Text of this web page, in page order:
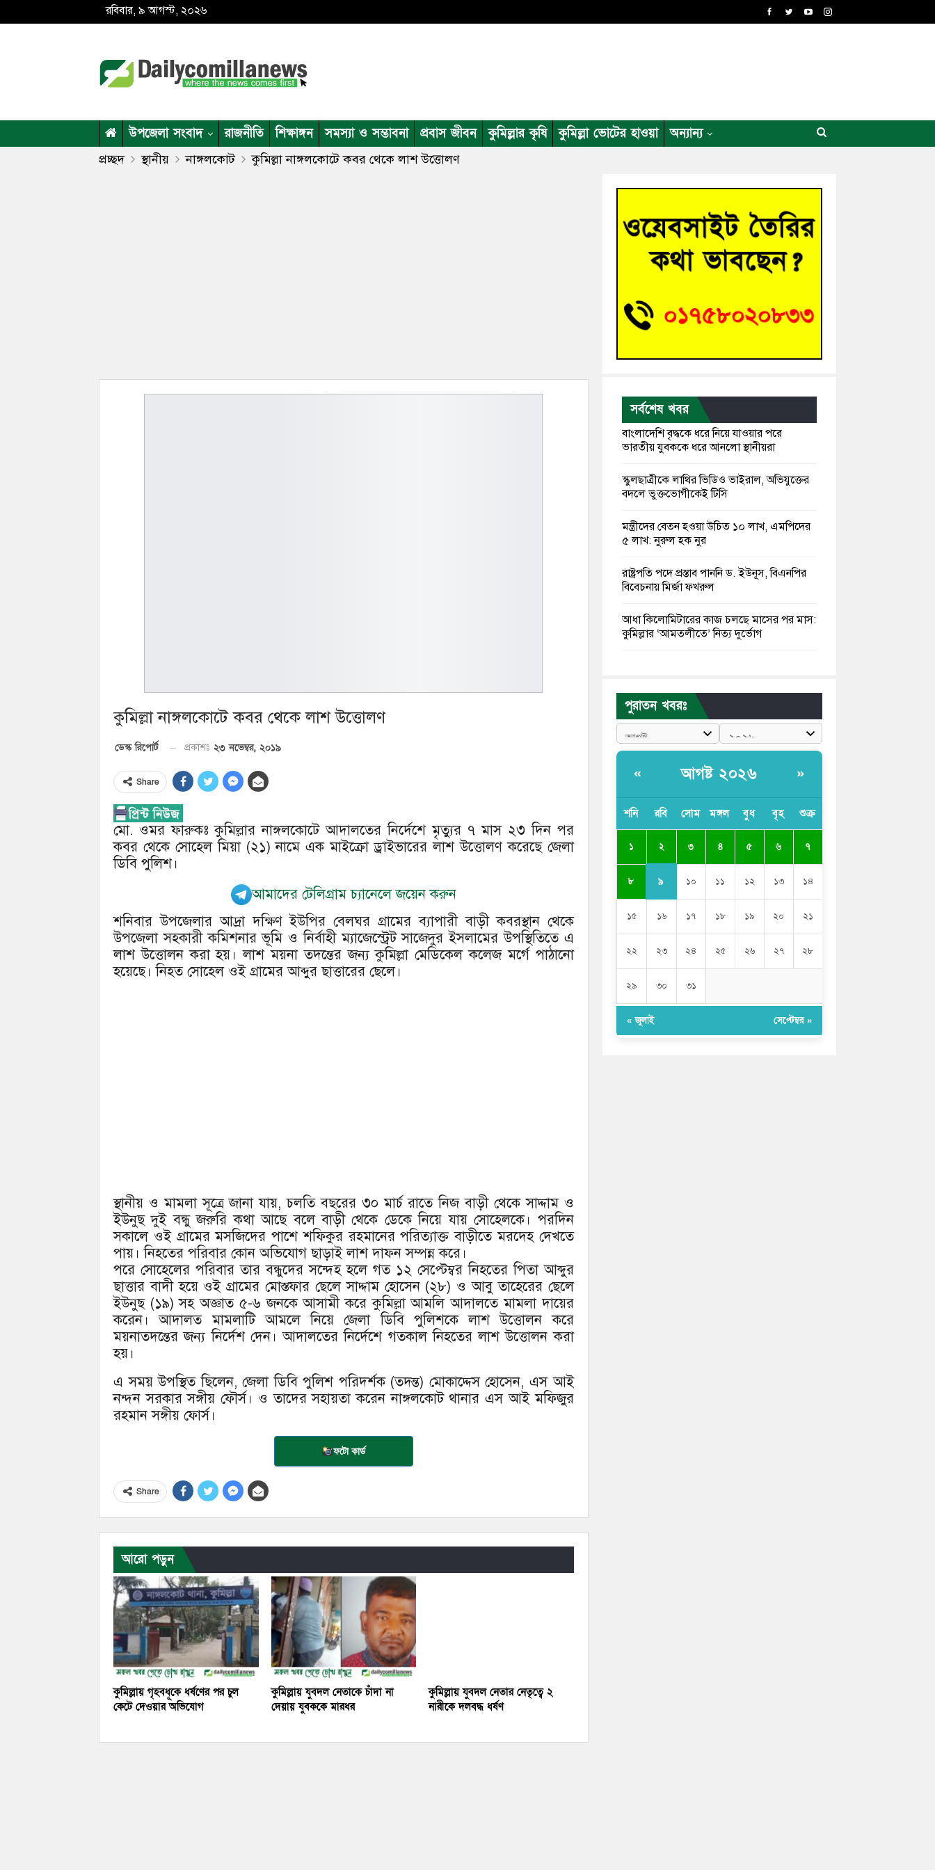
রবিবার, ৯ আগস্ট, ২০২৬
উপজেলা সংবাদ রাজনীতি শিক্ষাঙ্গন সমস্যা ও সম্ভাবনা প্রবাস জীবন কুমিল্লার কৃষি কুমিল্লা ভোটের হাওয়া অন্যান্য
প্রচ্ছদ স্থানীয় নাঙ্গলকোট কুমিল্লা নাঙ্গলকোটে কবর থেকে লাশ উত্তোলণ
কুমিল্লা নাঙ্গলকোটে কবর থেকে লাশ উত্তোলণ
ডেস্ক রিপোর্ট প্রকাশঃ ২৩ নভেম্বর, ২০১৯
Share
মো. ওমর ফারুকঃ কুমিল্লার নাঙ্গলকোটে আদালতের নির্দেশে মৃত্যুর ৭ মাস ২৩ দিন পর
কবর থেকে সোহেল মিয়া (২১) নামে এক মাইক্রো ড্রাইভারের লাশ উত্তোলণ করেছে জেলা
ডিবি পুলিশ।
আমাদের টেলিগ্রাম চ্যানেলে জয়েন করুন
শনিবার উপজেলার আদ্রা দক্ষিণ ইউপির বেলঘর গ্রামের ব্যাপারী বাড়ী কবরস্থান থেকে
উপজেলা সহকারী কমিশনার ভূমি ও নির্বাহী ম্যাজেস্ট্রেট সাজেদুর ইসলামের উপস্থিতিতে এ
লাশ উত্তোলন করা হয়। লাশ ময়না তদন্তের জন্য কুমিল্লা মেডিকেল কলেজ মর্গে পাঠানো
হয়েছে। নিহত সোহেল ওই গ্রামের আব্দুর ছাত্তারের ছেলে।
স্থানীয় ও মামলা সূত্রে জানা যায়, চলতি বছরের ৩০ মার্চ রাতে নিজ বাড়ী থেকে সাদ্দাম ও
ইউনুছ দুই বন্ধু জরুরি কথা আছে বলে বাড়ী থেকে ডেকে নিয়ে যায় সোহেলকে। পরদিন
সকালে ওই গ্রামের মসজিদের পাশে শফিকুর রহমানের পরিত্যাক্ত বাড়ীতে মরদেহ দেখতে
পায়। নিহতের পরিবার কোন অভিযোগ ছাড়াই লাশ দাফন সম্পন্ন করে।
পরে সোহেলের পরিবার তার বন্ধুদের সন্দেহ হলে গত ১২ সেপ্টেম্বর নিহতের পিতা আব্দুর
ছাত্তার বাদী হয়ে ওই গ্রামের মোস্তফার ছেলে সাদ্দাম হোসেন (২৮) ও আবু তাহেরের ছেলে
ইউনুছ (১৯) সহ অজ্ঞাত ৫-৬ জনকে আসামী করে কুমিল্লা আমলি আদালতে মামলা দায়ের
করেন। আদালত মামলাটি আমলে নিয়ে জেলা ডিবি পুলিশকে লাশ উত্তোলন করে
ময়নাতদন্তের জন্য নির্দেশ দেন। আদালতের নির্দেশে গতকাল নিহতের লাশ উত্তোলন করা
হয়।
এ সময় উপস্থিত ছিলেন, জেলা ডিবি পুলিশ পরিদর্শক (তদন্ত) মোকাদ্দেস হোসেন, এস আই
নন্দন সরকার সঙ্গীয় ফৌর্স। ও তাদের সহায়তা করেন নাঙ্গলকোট থানার এস আই মফিজুর
রহমান সঙ্গীয় ফোর্স।
ফটো কার্ড
Share
আরো পড়ুন
কুমিল্লায় গৃহবধূকে ধর্ষণের পর চুল
কেটে দেওয়ার অভিযোগ
কুমিল্লায় যুবদল নেতাকে চাঁদা না
দেয়ায় যুবককে মারধর
কুমিল্লায় যুবদল নেতার নেতৃত্বে ২
নারীকে দলবদ্ধ ধর্ষণ
সর্বশেষ খবর
বাংলাদেশি বৃদ্ধকে ধরে নিয়ে যাওয়ার পরে
ভারতীয় যুবককে ধরে আনলো স্থানীয়রা
স্কুলছাত্রীকে লাথির ভিডিও ভাইরাল, অভিযুক্তের
বদলে ভুক্তভোগীকেই টিসি
মন্ত্রীদের বেতন হওয়া উচিত ১০ লাখ, এমপিদের
৫ লাখ: নুরুল হক নুর
রাষ্ট্রপতি পদে প্রস্তাব পাননি ড. ইউনূস, বিএনপির
বিবেচনায় মির্জা ফখরুল
আধা কিলোমিটারের কাজ চলছে মাসের পর মাস:
কুমিল্লার ‘আমতলীতে’ নিত্য দুর্ভোগ
পুলিশকে পিটিয়ে রক্তাক্ত করেছি এ দৃশ্য কি
আপনারা দেখেননি: এনসিপি নেতা
বেশি কই মাছে
বাংলাদেশী কর্মীদের আকামা নিয়ে বড় সুখবর
দিলো সৌদি সরকার
ভারতের পূর্ব সীমান্তে এখন ‘আরেকটি পাকিস্তান’
গড়ে উঠেছে: সজীব ওয়াজেদ জয়
পুরাতন খবরঃ
« আগষ্ট ২০২৬ »
শনি রবি সোম মঙ্গল বুধ বৃহ শুক্র
১ ২ ৩ ৪ ৫ ৬ ৭
৮ ৯ ১০ ১১ ১২ ১৩ ১৪
১৫ ১৬ ১৭ ১৮ ১৯ ২০ ২১
২২ ২৩ ২৪ ২৫ ২৬ ২৭ ২৮
২৯ ৩০ ৩১
« জুলাই সেপ্টেম্বর »